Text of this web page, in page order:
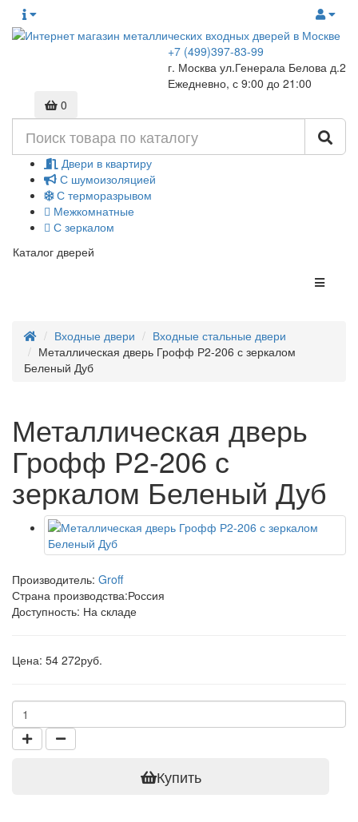
+7 (499)397-83-99
г. Москва ул.Генерала Белова д.2
Ежедневно, с 9:00 до 21:00
0
Двери в квартиру
С шумоизоляцией
С терморазрывом
Межкомнатные
С зеркалом
Каталог дверей
Входные двери
Входные стальные двери
Металлическая дверь Грофф Р2-206 с зеркалом
Беленый Дуб
Металлическая дверь
Грофф Р2-206 с
зеркалом Беленый Дуб
Производитель: Groff
Страна производства:Россия
Доступность: На складе
Цена: 54 272руб.
Купить